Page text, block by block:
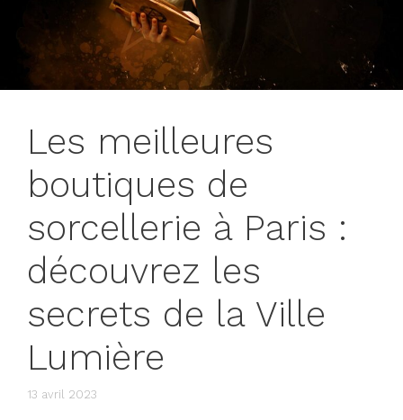
Les meilleures
boutiques de
sorcellerie à Paris :
découvrez les
secrets de la Ville
Lumière
13 avril 2023